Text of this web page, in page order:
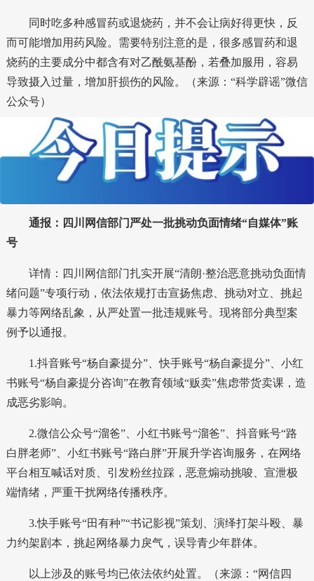
同时吃多种感冒药或退烧药，并不会让病好得更快，反
而可能增加用药风险。需要特别注意的是，很多感冒药和退
烧药的主要成分中都含有对乙酰氨基酚，若叠加服用，容易
导致摄入过量，增加肝损伤的风险。（来源：“科学辟谣”微信
公众号）
通报：四川网信部门严处一批挑动负面情绪“自媒体”账
号
详情：四川网信部门扎实开展“清朗·整治恶意挑动负面情
绪问题”专项行动，依法依规打击宣扬焦虑、挑动对立、挑起
暴力等网络乱象，从严处置一批违规账号。现将部分典型案
例予以通报。
1.抖音账号“杨自豪提分”、快手账号“杨自豪提分”、小红
书账号“杨自豪提分咨询”在教育领域“贩卖”焦虑带货卖课，造
成恶劣影响。
2.微信公众号“溜爸”、小红书账号“溜爸”、抖音账号“路
白胖老师”、小红书账号“路白胖”开展升学咨询服务，在网络
平台相互喊话对质、引发粉丝拉踩，恶意煽动挑唆、宣泄极
端情绪，严重干扰网络传播秩序。
3.快手账号“田有种”“书记影视”策划、演绎打架斗殴、暴
力约架剧本，挑起网络暴力戾气，误导青少年群体。
以上涉及的账号均已依法依约处置。（来源：“网信四